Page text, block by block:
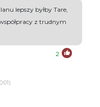
lepszy byłby Tare,
z trudnym
2